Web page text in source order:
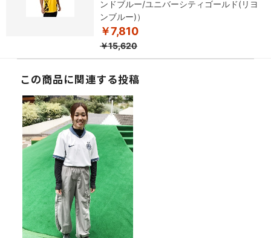
ンドブルー/ユニバーシティゴールド(リヨ
ンブルー)）
￥7,810
￥15,620
この商品に関連する投稿